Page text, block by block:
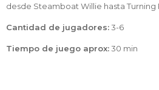
desde Steamboat Willie hasta Turning
Cantidad de jugadores:3-6
Tiempo de juego aprox:30 min